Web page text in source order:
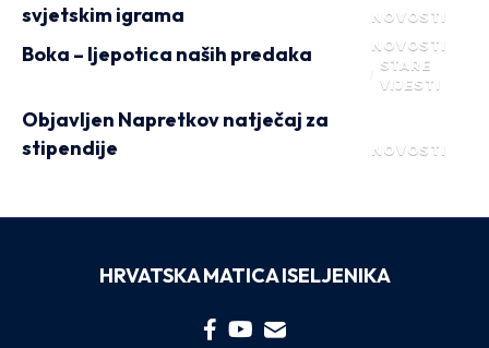
NOVOSTI
svjetskim igrama
NOVOSTI
STARE
VIJESTI
Boka – ljepotica naših predaka
NOVOSTI
Objavljen Napretkov natječaj za
stipendije
HRVATSKA MATICA ISELJENIKA